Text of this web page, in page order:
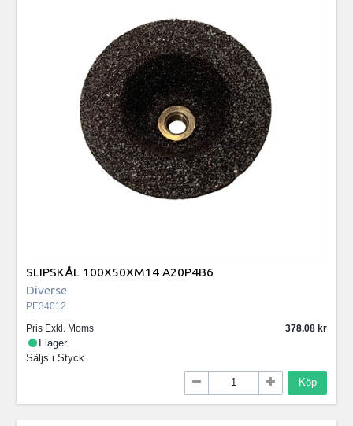
SLIPSKÅL 100X50XM14 A20P4B6
Diverse
PE34012
Pris Exkl. Moms
378.08
I lager
Säljs i Styck
Köp